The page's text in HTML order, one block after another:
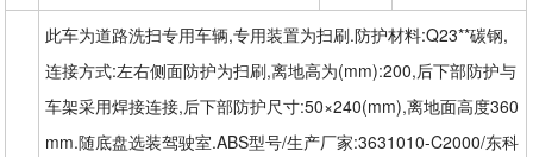
此车为道路洗扫专用车辆,专用装置为扫刷.防护材料:Q23**碳钢,
连接方式:左右侧面防护为扫刷,离地高为(mm):200,后下部防护与
车架采用焊接连接,后下部防护尺寸:50×240(mm),离地面高度360
mm.随底盘选装驾驶室.ABS型号/生产厂家:3631010-C2000/东科